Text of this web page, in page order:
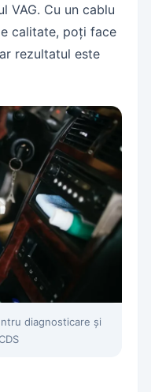
VAG. Cu un cablu
calitate, poți face
rezultatul este
diagnosticare și